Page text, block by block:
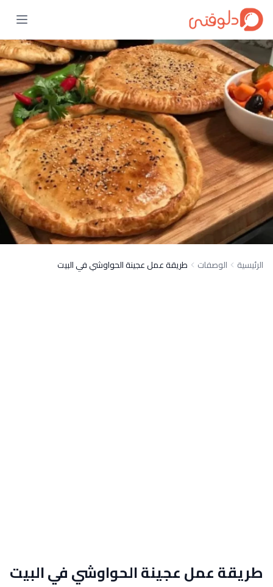
الرئيسية الوصفات طريقة عمل عجينة الحواوشي في البيت
طريقة عمل عجينة الحواوشي في البيت